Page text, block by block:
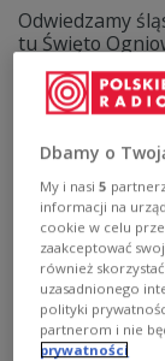
Odwiedzamy
tu Święto
300 lat.
Zobacz więcej na
kultura ludowa
Narodowy
Dbamy o
My i nasi5
informacji na
cookie w celu
zaakceptować
również
uzasadnionego
polityki
partnerom i nie
prywatności